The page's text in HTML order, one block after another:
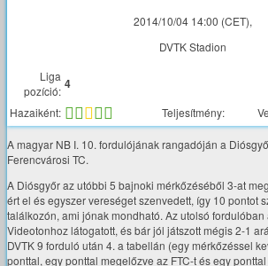
2014/10/04 14:00 (CET),
DVTK Stadion
Liga
pozíció: 4
Hazaiként: Teljesítmény:
A magyar NB I. 10. fordulójának rangadóján a
Ferencvárosi TC.
A Diósgyőr az utóbbi 5 bajnoki mérkőzéséből 3-at
ért el és egyszer vereséget szenvedett, így 10 pontot
találkozón, ami jónak mondható. Az utolsó fordulóban
Videotonhoz látogatott, és bár jól játszott mégis 2-1
DVTK 9 forduló után 4. a tabellán (egy mérkőzéssel
ponttal, egy ponttal megelőzve az FTC-t és egy